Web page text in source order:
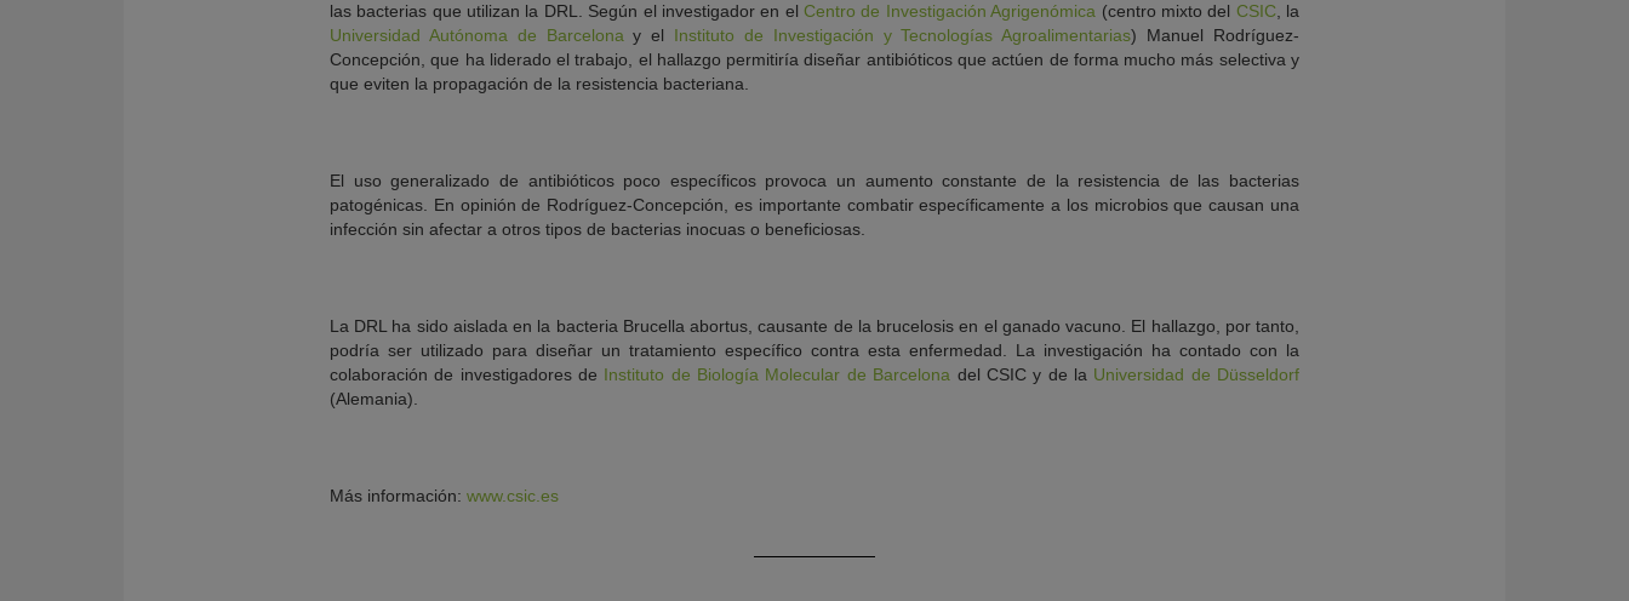
las bacterias que utilizan la DRL. Según el investigador en elCentro de Investigación Agrigenómica (centro mixto del CSIC, la
Universidad Autónoma de Barcelonay el Instituto de Investigación y Tecnologías Agroalimentarias) Manuel Rodríguez-
Concepción, que ha liderado el trabajo, el hallazgo permitiría diseñar antibióticos que actúen de forma mucho más selectiva y
que eviten la propagación de la resistencia bacteriana.
El uso generalizado de antibióticos poco específicos provoca un aumento constante de la resistencia de las bacterias
patogénicas. En opinión de Rodríguez-Concepción, es importante combatir específicamente a los microbios que causan una
infección sin afectar a otros tipos de bacterias inocuas o beneficiosas.
La DRL ha sido aislada en la bacteria Brucella abortus, causante de la brucelosis en el ganado vacuno. El hallazgo, por tanto,
podría ser utilizado para diseñar un tratamiento específico contra esta enfermedad. La investigación ha contado con la
colaboración de investigadores de Instituto de Biología Molecular de Barcelona del CSIC y de laUniversidad de Düsseldorf
(Alemania).
Más información: www.csic.es